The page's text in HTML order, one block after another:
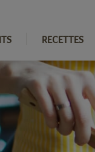
RECETTES